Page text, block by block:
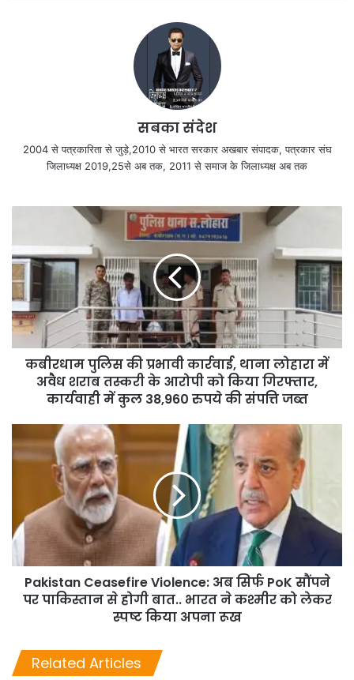
सबका संदेश
2004 से पत्रकारिता से जुड़े,2010 से भारत सरकार अखबार संपादक, पत्रकार संघ
जिलाध्यक्ष 2019,25से अब तक, 2011 से समाज के जिलाध्यक्ष अब तक
कबीरधाम पुलिस की प्रभावी कार्रवाई, थाना लोहारा में
अवैध शराब तस्करी के आरोपी को किया गिरफ्तार,
कार्यवाही में कुल 38,960 रुपये की संपत्ति जब्त
Pakistan Ceasefire Violence: अब सिर्फ PoK सौंपने
पर पाकिस्तान से होगी बात.. भारत ने कश्मीर को लेकर
स्पष्ट किया अपना रूख
Related Articles